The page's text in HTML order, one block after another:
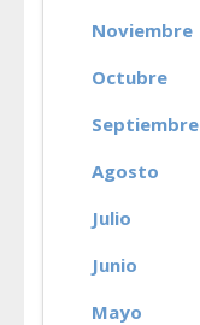
Noviembre
Octubre
Septiembre
Agosto
Julio
Junio
Mayo